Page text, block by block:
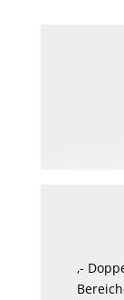
‚-